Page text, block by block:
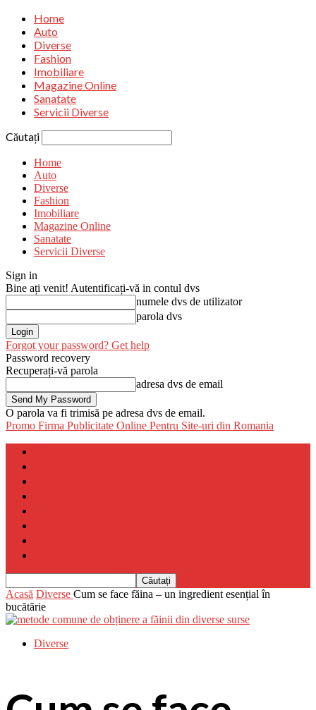
Home
Auto
Diverse
Fashion
Imobiliare
Magazine Online
Sanatate
Servicii Diverse
Căutați
Home
Auto
Diverse
Fashion
Imobiliare
Magazine Online
Sanatate
Servicii Diverse
Sign in
Bine ați venit! Autentificați-vă in contul dvs
numele dvs de utilizator
parola dvs
Forgot your password? Get help
Password recovery
Recuperați-vă parola
adresa dvs de email
O parola va fi trimisă pe adresa dvs de email.
Promo Firma Publicitate Online Pentru Site-uri din Romania
Acasă Diverse Cum se face făina – un ingredient esențial în
bucătărie
Diverse